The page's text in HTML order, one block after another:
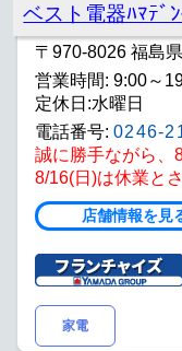
ベスト電器ﾊﾏﾃﾞ
〒970-8026 福島
営業時間: 9:00～
定休日:水曜日
電話番号: 0246-
誠に勝手ながら、
8/16(日)は休業と
店舗情報を見
家電